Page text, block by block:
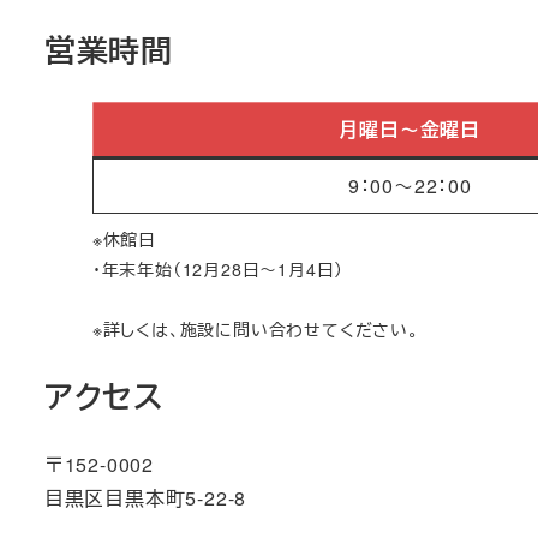
営業時間
月曜日～金曜日
9：00～22：00
※休館日
・年末年始（12月28日～1月4日）
※詳しくは、施設に問い合わせてください。
アクセス
〒152-0002
目黒区目黒本町5-22-8